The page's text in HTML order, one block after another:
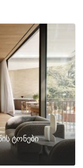
ტონები